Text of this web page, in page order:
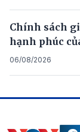
Chính sách
hạnh phúc
06/08/2026